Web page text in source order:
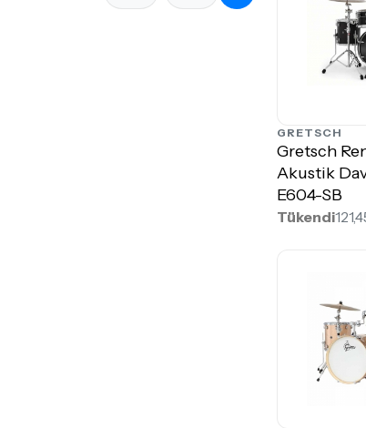
GRETSCH
Gretsch
Akustik
E604-SB
Tükendi